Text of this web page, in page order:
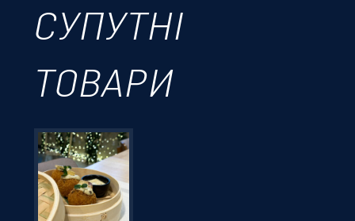
СУПУТНІ
ТОВАРИ